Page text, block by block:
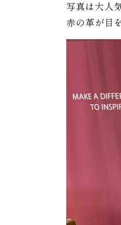
写真は大人
赤の革が目